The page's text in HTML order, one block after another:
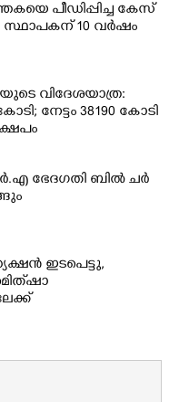
പീഡിപ്പിച്ച കേസ്
10 വർഷം
വിദേശയാത്ര:
നേട്ടം 38190 കോടി
​ഭേ​ദ​ഗ​തി​ ​ബിൽ ച​ർ​
ഇടപെട്ടു,
ഷാ